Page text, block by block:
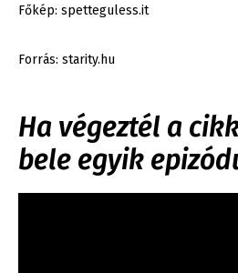
Főkép: spetteguless.it
Forrás: starity.hu
Ha végeztél a
bele egyik